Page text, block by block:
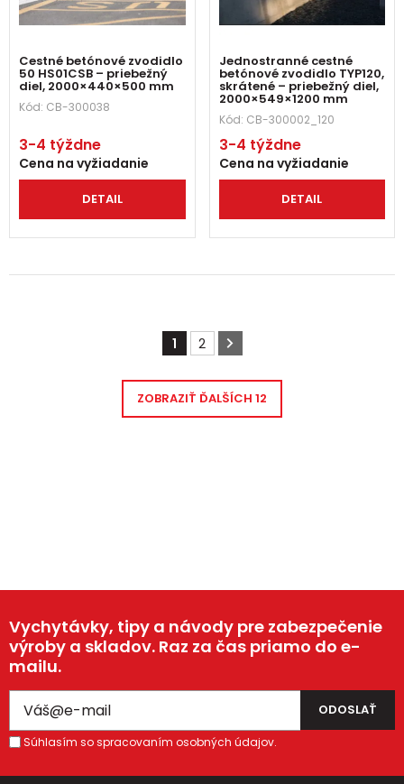
Cestné betónové zvodidlo
50 HS01CSB – priebežný
diel, 2000×440×500 mm
Kód: CB-300038
3-4 týždne
Cena na vyžiadanie
DETAIL
Jednostranné cestné
betónové zvodidlo TYP120,
skrátené – priebežný diel,
2000×549×1200 mm
Kód: CB-300002_120
3-4 týždne
Cena na vyžiadanie
DETAIL
1 2
ZOBRAZIŤ ĎALŠÍCH 12
Vychytávky, tipy a návody pre zabezpečenie
výroby a skladov. Raz za čas priamo do e-
mailu.
Súhlasím so spracovaním osobných údajov.